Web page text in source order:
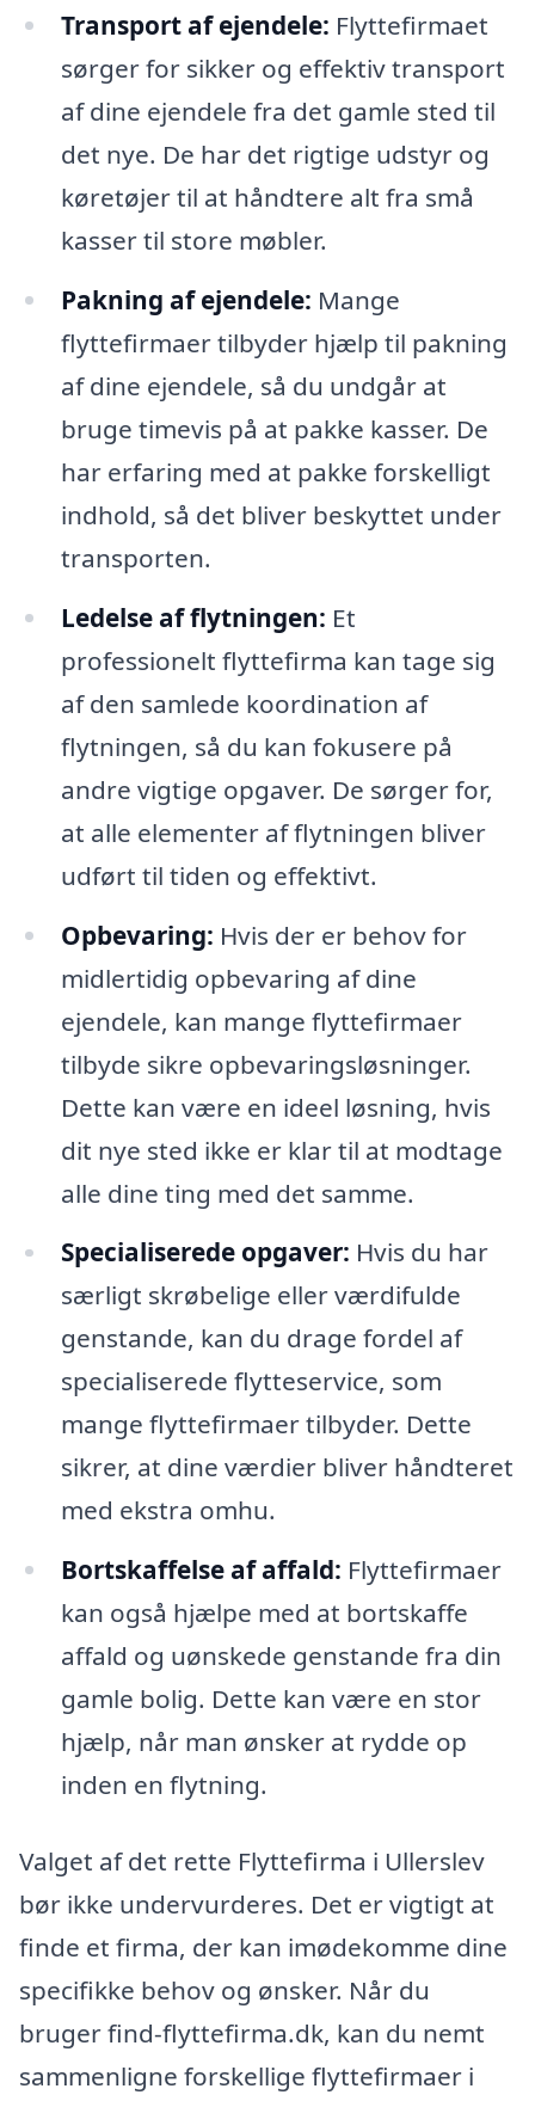
Transport af ejendele: Flyttefirmaet
sørger for sikker og effektiv transport
af dine ejendele fra det gamle sted til
det nye. De har det rigtige udstyr og
køretøjer til at håndtere alt fra små
kasser til store møbler.
Pakning af ejendele: Mange
flyttefirmaer tilbyder hjælp til pakning
af dine ejendele, så du undgår at
bruge timevis på at pakke kasser. De
har erfaring med at pakke forskelligt
indhold, så det bliver beskyttet under
transporten.
Ledelse af flytningen: Et
professionelt flyttefirma kan tage sig
af den samlede koordination af
flytningen, så du kan fokusere på
andre vigtige opgaver. De sørger for,
at alle elementer af flytningen bliver
udført til tiden og effektivt.
Opbevaring: Hvis der er behov for
midlertidig opbevaring af dine
ejendele, kan mange flyttefirmaer
tilbyde sikre opbevaringsløsninger.
Dette kan være en ideel løsning, hvis
dit nye sted ikke er klar til at modtage
alle dine ting med det samme.
Specialiserede opgaver: Hvis du har
særligt skrøbelige eller værdifulde
genstande, kan du drage fordel af
specialiserede flytteservice, som
mange flyttefirmaer tilbyder. Dette
sikrer, at dine værdier bliver håndteret
med ekstra omhu.
Bortskaffelse af affald: Flyttefirmaer
kan også hjælpe med at bortskaffe
affald og uønskede genstande fra din
gamle bolig. Dette kan være en stor
hjælp, når man ønsker at rydde op
inden en flytning.
Valget af det rette Flyttefirma i Ullerslev
bør ikke undervurderes. Det er vigtigt at
finde et firma, der kan imødekomme dine
specifikke behov og ønsker. Når du
bruger find-flyttefirma.dk, kan du nemt
sammenligne forskellige flyttefirmaer i